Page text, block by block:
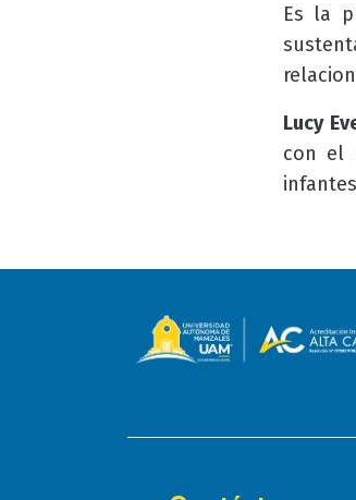
Es la
Lucy
con el